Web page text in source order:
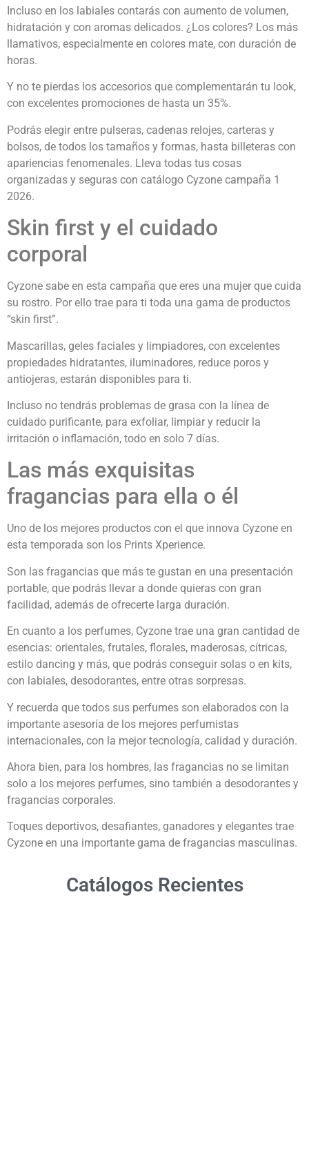
Incluso en los labiales contarás con aumento de volumen,
hidratación y con aromas delicados. ¿Los colores? Los más
llamativos, especialmente en colores mate, con duración de
horas.
Y no te pierdas los accesorios que complementarán tu look,
con excelentes promociones de hasta un 35%.
Podrás elegir entre pulseras, cadenas relojes, carteras y
bolsos, de todos los tamaños y formas, hasta billeteras con
apariencias fenomenales. Lleva todas tus cosas
organizadas y seguras con catálogo Cyzone campaña 1
2026.
Skin first y el cuidado
corporal
Cyzone sabe en esta campaña que eres una mujer que cuida
su rostro. Por ello trae para ti toda una gama de productos
“skin first”.
Mascarillas, geles faciales y limpiadores, con excelentes
propiedades hidratantes, iluminadores, reduce poros y
antiojeras, estarán disponibles para ti.
Incluso no tendrás problemas de grasa con la línea de
cuidado purificante, para exfoliar, limpiar y reducir la
irritación o inflamación, todo en solo 7 días.
Las más exquisitas
fragancias para ella o él
Uno de los mejores productos con el que innova Cyzone en
esta temporada son los Prints Xperience.
Son las fragancias que más te gustan en una presentación
portable, que podrás llevar a donde quieras con gran
facilidad, además de ofrecerte larga duración.
En cuanto a los perfumes, Cyzone trae una gran cantidad de
esencias: orientales, frutales, florales, maderosas, cítricas,
estilo dancing y más, que podrás conseguir solas o en kits,
con labiales, desodorantes, entre otras sorpresas.
Y recuerda que todos sus perfumes son elaborados con la
importante asesoría de los mejores perfumistas
internacionales, con la mejor tecnología, calidad y duración.
Ahora bien, para los hombres, las fragancias no se limitan
solo a los mejores perfumes, sino también a desodorantes y
fragancias corporales.
Toques deportivos, desafiantes, ganadores y elegantes trae
Cyzone en una importante gama de fragancias masculinas.
Catálogos Recientes